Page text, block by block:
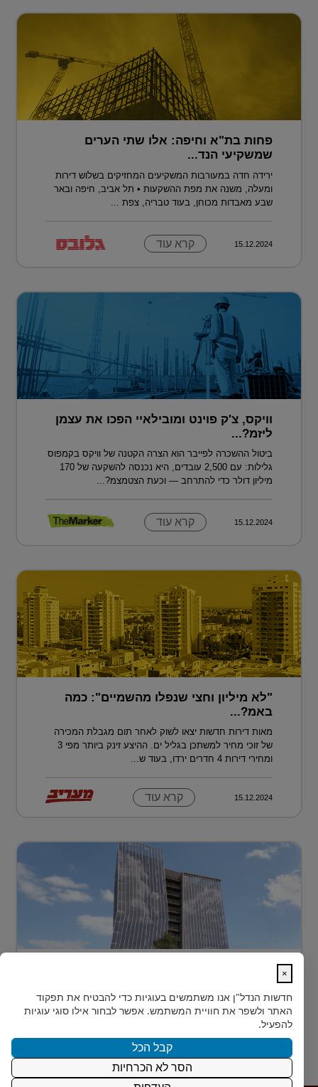
פחות בת"א וחיפה: אלו שתי הערים
שמשקיעי הנד...
ירידה חדה במעורבות המשקיעים המחזיקים בשלוש דירות
ומעלה, משנה את מפת ההשקעות • תל אביב, חיפה ובאר
שבע מאבדות מכוחן, בעוד טבריה, צפת ...
15.12.2024 קרא עוד
וויקס, צ'ק פוינט ומובילאיי הפכו את עצמן
ליזמ?...
ביטול ההשכרה לפייבר הוא הצרה הקטנה של וויקס בקמפוס
גלילות: עם 2,500 עובדים, היא נכנסה להשקעה של 170
מיליון דולר כדי להתרחב — וכעת הצטמצמ?...
15.12.2024 קרא עוד
"לא מיליון וחצי שנפלו מהשמיים": כמה
באמ?...
מאות דירות חדשות יצאו לשוק לאחר תום מגבלת המכירה
של זוכי מחיר למשתכן בגליל ים. ההיצע זינק ביותר מפי 3
ומחירי דירות 4 חדרים ירדו, בעוד ש...
15.12.2024 קרא עוד
MEDIPORT תל השומר - נבנה לפרוץ דרך אל המחר
בעולם הרפואה של המאה ה-21, קצב החדשנות אינו
מאפשר מנ...
15.12.2024 קרא עוד
×
חדשות הנדל"ן אנו משתמשים בעוגיות כדי להבטיח את תפקוד
האתר ולשפר את חוויית המשתמש. אפשר לבחור אילו סוגי עוגיות
להפעיל.
קבל הכל
הסר לא הכרחיות